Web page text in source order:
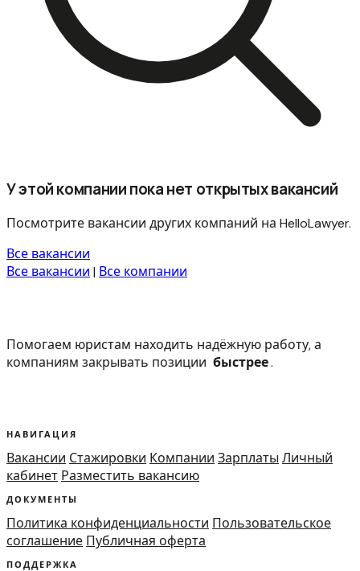
У этой компании пока нет открытых вакансий
Посмотрите вакансии других компаний на HelloLawyer.
Все вакансии
Все вакансии | Все компании
Помогаем юристам находить надёжную работу, а
компаниям закрывать позиции быстрее.
НАВИГАЦИЯ
Вакансии Стажировки Компании Зарплаты Личный
кабинет Разместить вакансию
ДОКУМЕНТЫ
Политика конфиденциальности Пользовательское
соглашение Публичная оферта
ПОДДЕРЖКА